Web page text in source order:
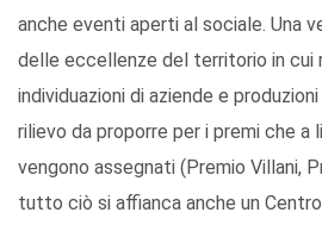
anche eventi aperti al sociale. Una
delle eccellenze del territorio in cui
individuazioni di aziende e
rilievo da proporre per i premi che a
vengono assegnati (Premio Villani,
tutto ciò si affianca anche un